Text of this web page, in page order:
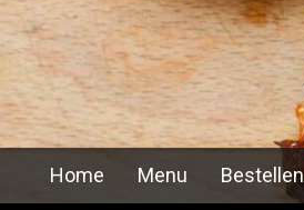
Home Menu Bestellen